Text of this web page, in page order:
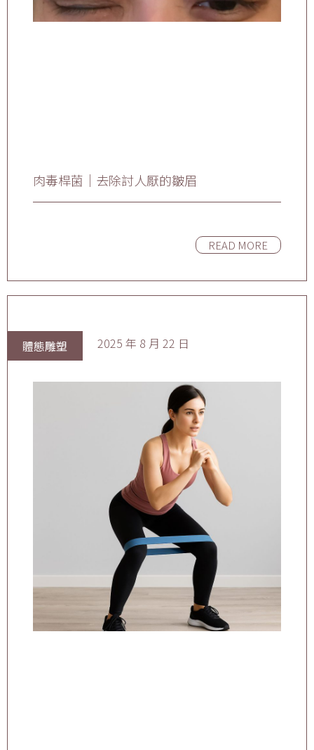
肉毒桿菌｜去除討人厭的皺眉
READ MORE
體態雕塑 2025 年 8 月 22 日